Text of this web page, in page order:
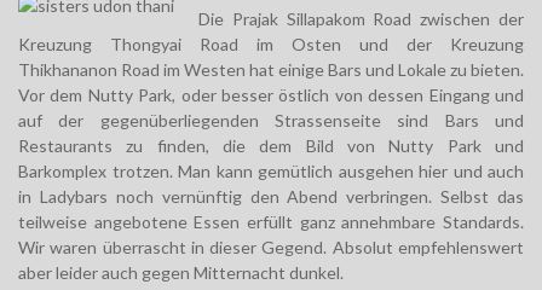
Die Prajak Sillapakom Road zwischen der
Kreuzung Thongyai Road im Osten und der Kreuzung
Thikhananon Road im Westen hat einige Bars und Lokale zu bieten.
Vor dem Nutty Park, oder besser östlich von dessen Eingang und
auf der gegenüberliegenden Strassenseite sind Bars und
Restaurants zu finden, die dem Bild von Nutty Park und
Barkomplex trotzen. Man kann gemütlich ausgehen hier und auch
in Ladybars noch vernünftig den Abend verbringen. Selbst das
teilweise angebotene Essen erfüllt ganz annehmbare Standards.
Wir waren überrascht in dieser Gegend. Absolut empfehlenswert
aber leider auch gegen Mitternacht dunkel.